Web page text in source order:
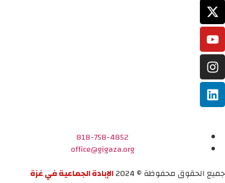
818-758-4852
office@gigaza.org
جميع الحقوق محفوظة © 2024
الإبادة الجماعية في غزة